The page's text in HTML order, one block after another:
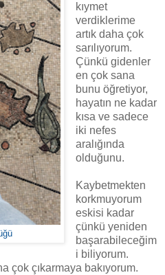
kıymet
verdiklerime
artık daha çok
sarılıyorum.
Çünkü gidenler
en çok sana
bunu öğretiyor,
hayatın ne kadar
kısa ve sadece
iki nefes
aralığında
olduğunu.
Kaybetmekten
korkmuyorum
eskisi kadar
çünkü yeniden
başarabileceğim
i biliyorum.
çok çıkarmaya bakıyorum.